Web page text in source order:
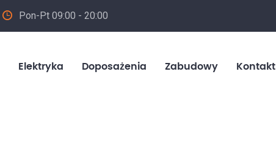
Pon-Pt 09:00 - 20:00
Elektryka Doposażenia Zabudowy Kontakt